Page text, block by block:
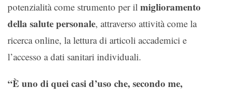
potenzialità come strumento per il miglioramento
della salute personale, attraverso attività come la
ricerca online, la lettura di articoli accademici e
l’accesso a dati sanitari individuali.
“È uno di quei casi d’uso che, secondo me,